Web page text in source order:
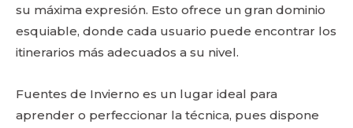
su máxima expresión. Esto ofrece un gran dominio
esquiable, donde cada usuario puede encontrar los
itinerarios más adecuados a su nivel.
Fuentes de Invierno es un lugar ideal para
aprender o perfeccionar la técnica, pues dispone